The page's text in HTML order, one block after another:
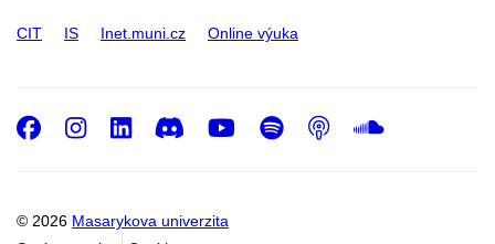
CIT IS Inet.muni.cz Online výuka
© 2026 Masarykova univerzita
Facebook
Instagram
LinkedIn
DiscordYoutube
Spotify
Podcast